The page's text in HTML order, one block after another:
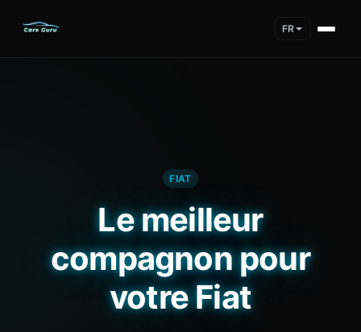
FR
FIAT
Le meilleur
compagnon pour
votre Fiat